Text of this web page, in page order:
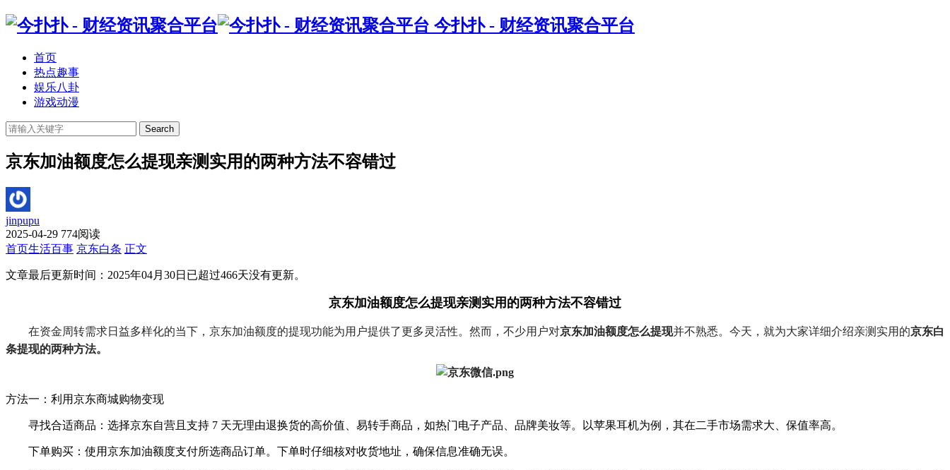
今扑扑 - 财经资讯聚合平台
首页
热点趣事
娱乐八卦
游戏动漫
Search
京东加油额度怎么提现亲测实用的两种方法不容错过
jinpupu
2025-04-29 774阅读
首页生活百事 京东白条 正文
文章最后更新时间： 2025年04月30日 已超过466天没有更新。
京东加油额度怎么提现亲测实用的两种方法不容错过
在资金周转需求日益多样化的当下，京东加油额度的提现功能为用户提供了更多灵活性。然而，不少用户对京东加油额度怎么提现并不熟悉。今天，就为大家详细介绍亲测实用的京东白
条提现的两种方法。
方法一：利用京东商城购物变现
寻找合适商品：选择京东自营且支持 7 天无理由退换货的高价值、易转手商品，如热门电子产品、品牌美妆等。以苹果耳机为例，其在二手市场需求大、保值率高。
下单购买：使用京东加油额度支付所选商品订单。下单时仔细核对收货地址，确保信息准确无误。